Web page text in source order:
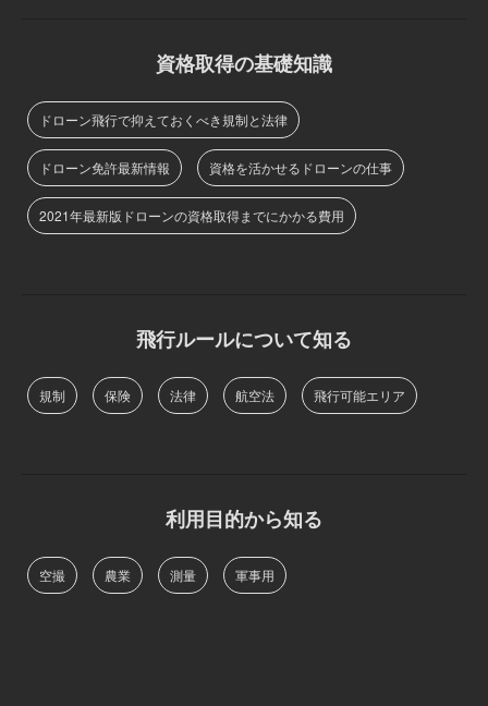
資格取得の基礎知識
ドローン飛行で抑えておくべき規制と法律
ドローン免許最新情報 資格を活かせるドローンの仕事
2021年最新版ドローンの資格取得までにかかる費用
飛行ルールについて知る
規制 保険 法律 航空法 飛行可能エリア
利用目的から知る
空撮 農業 測量 軍事用